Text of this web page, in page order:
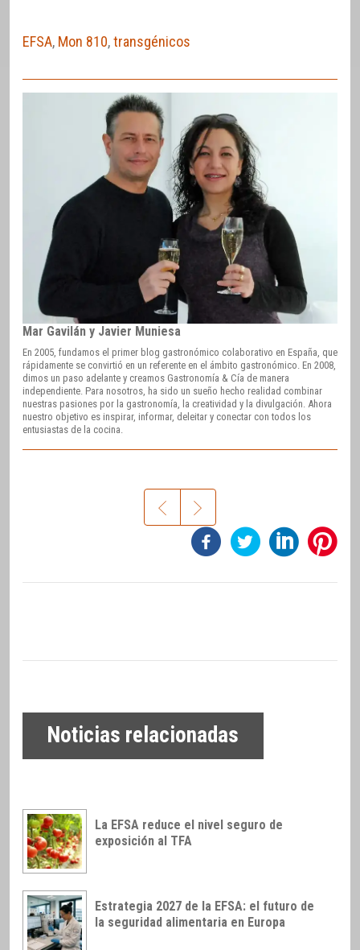
EFSA, Mon 810,transgénicos
Mar Gavilán y Javier Muniesa
En 2005, fundamos el primer blog gastronómico colaborativo en España, que
rápidamente se convirtió en un referente en el ámbito gastronómico. En 2008,
dimos un paso adelante y creamos Gastronomía & Cía de manera
independiente. Para nosotros, ha sido un sueño hecho realidad combinar
nuestras pasiones por la gastronomía, la creatividad y la divulgación. Ahora
nuestro objetivo es inspirar, informar, deleitar y conectar con todos los
entusiastas de la cocina.
Noticias relacionadas
La EFSA reduce el nivel seguro de
exposición al TFA
Estrategia 2027 de la EFSA: el futuro de
la seguridad alimentaria en Europa